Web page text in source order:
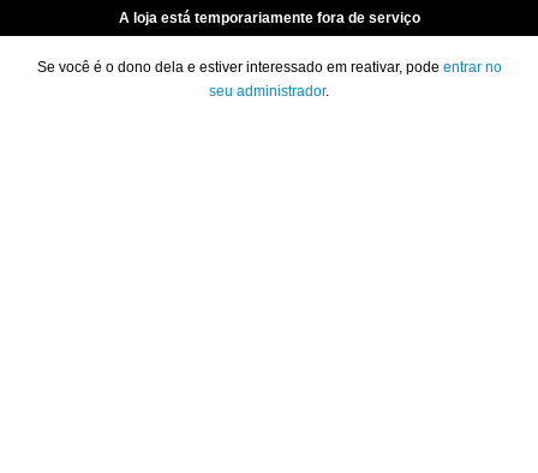
A loja está temporariamente fora de serviço
Se você é o dono dela e estiver interessado em reativar, pode entrar no
seu administrador.